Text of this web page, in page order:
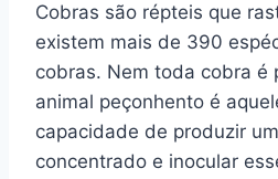
Cobras são répteis que
existem mais de 390
cobras. Nem toda cobra é
animal peçonhento é
capacidade de produzir
concentrado e inocular